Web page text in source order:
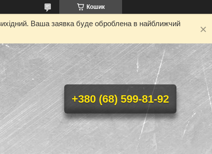
Кошик
Ваша заявка буде оброблена в найближчий
+380 (68) 599-81-92